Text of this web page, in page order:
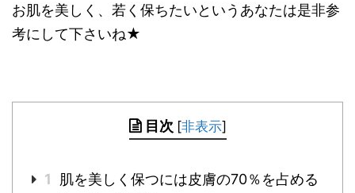
お肌を美しく、若く保ちたいというあなたは是非参
考にして下さいね★
目次 [非表示]
1
肌を美しく保つには皮膚の70％を占める